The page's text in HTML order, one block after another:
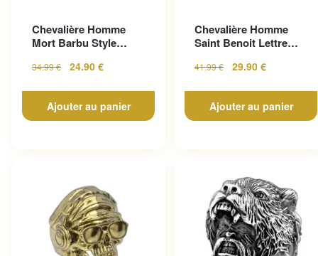
Chevalière Homme
Mort Barbu Style
Inoxy...
34.99€ 24.90 €
Ajouter au panier
Chevalière Homme
Saint Benoit Lettre
41.99€ 29.90 €
Ajouter au panier